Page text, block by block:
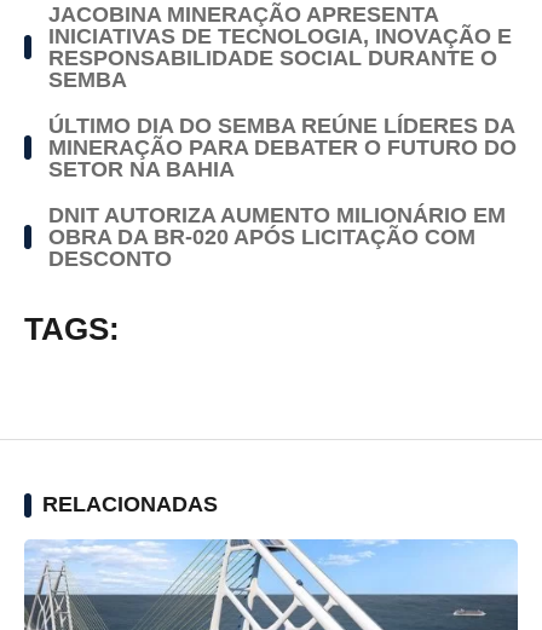
JACOBINA MINERAÇÃO APRESENTA
INICIATIVAS DE TECNOLOGIA, INOVAÇÃO E
RESPONSABILIDADE SOCIAL DURANTE O
SEMBA
ÚLTIMO DIA DO SEMBA REÚNE LÍDERES DA
MINERAÇÃO PARA DEBATER O FUTURO DO
SETOR NA BAHIA
DNIT AUTORIZA AUMENTO MILIONÁRIO EM
OBRA DA BR-020 APÓS LICITAÇÃO COM
DESCONTO
TAGS:
RELACIONADAS